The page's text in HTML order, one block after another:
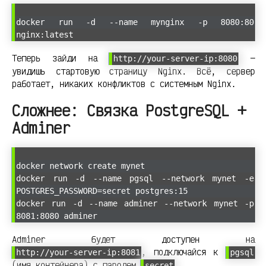
docker run -d --name mynginx -p 8080:80
nginx:latest
Теперь зайди на http://your-server-ip:8080
—
увидишь стартовую страницу Nginx. Всё, сервер
работает, никаких конфликтов с системным Nginx.
Сложнее: Связка PostgreSQL +
Adminer
docker network create mynet
docker run -d --name pgsql --network mynet -e
POSTGRES_PASSWORD=secret postgres:15
docker run -d --name adminer --network mynet -p
8081:8080 adminer
Adminer будет доступен на
http://your-server-ip:8081 , подключайся к pgsql